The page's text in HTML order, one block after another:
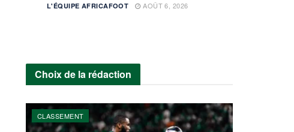
L'ÉQUIPE AFRICAFOOT AOÛT 6, 2026
Choix de la rédaction
CLASSEMENT